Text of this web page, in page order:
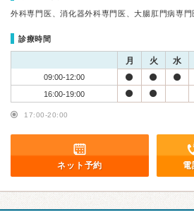
外科専門医、消化器外科専門医、大腸肛門病専
診療時間
月 火 水
09:00-12:00
16:00-19:00
17:00-20:00
ネット予約 電